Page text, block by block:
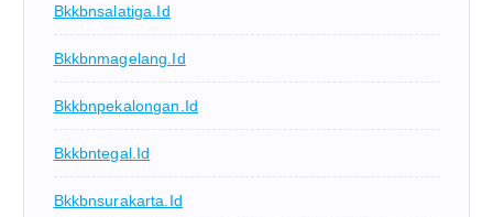
Bkkbnsalatiga.id
Bkkbnmagelang.id
Bkkbnpekalongan.id
Bkkbntegal.id
Bkkbnsurakarta.id